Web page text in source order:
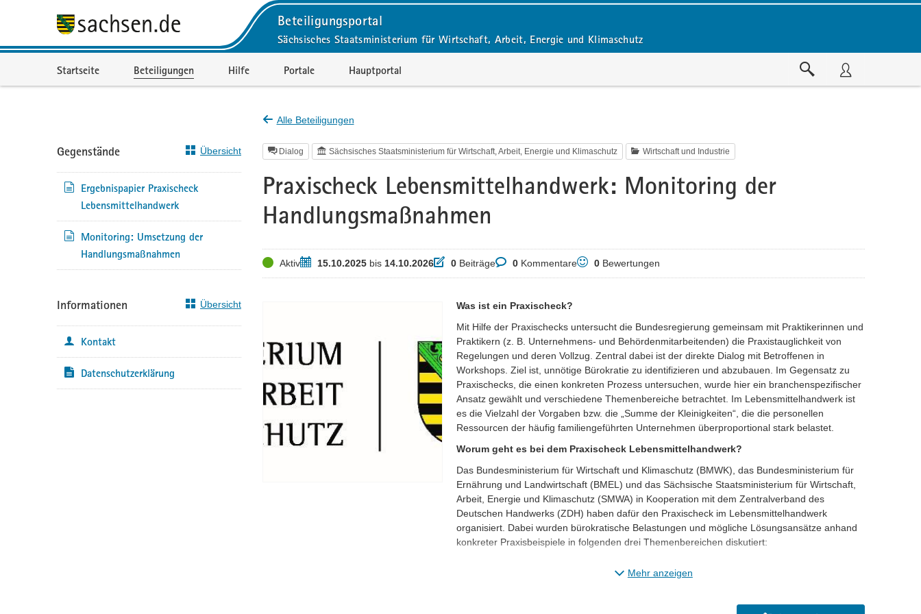
Beteiligungsportal
Sächsisches Staatsministerium für Wirtschaft, Arbeit, Energie und Klimaschutz
Startseite Beteiligungen Hilfe Portale Hauptportal
Alle Beteiligungen
Dialog Sächsisches Staatsministerium für Wirtschaft, Arbeit, Energie und Klimaschutz Wirtschaft und Industrie
Praxischeck Lebensmittelhandwerk: Monitoring der
Handlungsmaßnahmen
StatusAktivZeitraum15.10.2025bis 14.10.2026Beiträge
0BeiträgeKommentare
0KommentareBewertungen
0Bewertungen
Was ist ein Praxischeck?
Mit Hilfe der Praxischecks untersucht die Bundesregierung gemeinsam mit Praktikerinnen und
Praktikern (z. B. Unternehmens- und Behördenmitarbeitenden) die Praxistauglichkeit von
Regelungen und deren Vollzug. Zentral dabei ist der direkte Dialog mit Betroffenen in
Workshops. Ziel ist, unnötige Bürokratie zu identifizieren und abzubauen. Im Gegensatz zu
Praxischecks, die einen konkreten Prozess untersuchen, wurde hier ein branchenspezifischer
Ansatz gewählt und verschiedene Themenbereiche betrachtet. Im Lebensmittelhandwerk ist
es die Vielzahl der Vorgaben bzw. die „Summe der Kleinigkeiten“, die die personellen
Ressourcen der häufig familiengeführten Unternehmen überproportional stark belastet.
Worum geht es bei dem Praxischeck Lebensmittelhandwerk?
Das Bundesministerium für Wirtschaft und Klimaschutz (BMWK), das Bundesministerium für
Ernährung und Landwirtschaft (BMEL) und das Sächsische Staatsministerium für Wirtschaft,
Arbeit, Energie und Klimaschutz (SMWA) in Kooperation mit dem Zentralverband des
Deutschen Handwerks (ZDH) haben dafür den Praxischeck im Lebensmittelhandwerk
organisiert. Dabei wurden bürokratische Belastungen und mögliche Lösungsansätze anhand
konkreter Praxisbeispiele in folgenden drei Themenbereichen diskutiert:
3) Genehmigungspflichten sowie weitere Vorgaben und Standards.
Mehr anzeigen
Gegenstände Übersicht
Ergebnispapier Praxischeck
Lebensmittelhandwerk
Monitoring: Umsetzung der
Handlungsmaßnahmen
Informationen Übersicht
Kontakt
Datenschutzerklärung